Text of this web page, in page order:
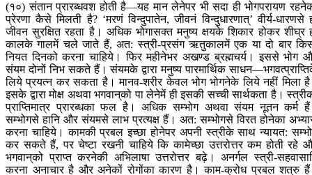
(१०) संतान प्रारब्धवश होती है—यह मान लेनेपर भी सदा ही भोगपरायण
प्रेरणा कैसे मिलती है? ‘मरणं विन्दुपातेन, जीवनं विन्दुधारणात्’ वीर्य-धारणसे
जीवन सुरक्षित रहता है। अधिक भोगासक्त मनुष्य क्षयके शिकार होकर शीघ्र
कालके गालमें चले जाते हैं, अत: स्त्री-प्रसंग ऋतुकालमें एक या दो बार
नियत दिनको करना चाहिये। फिर महीनेभर अखण्ड ब्रह्मचर्य। इससे भोग
संयम दोनों निभ सकते हैं। संयमके द्वारा मनुष्य पारमार्थिक
लिये प्रयत्न कर सकता है। मानव-शरीर केवल भोग भोगनेके लिये नहीं मिला
इसके द्वारा मोक्ष अथवा भगवान‍्को पा लेनेमें ही इसकी सच्ची सार्थकता है।
प्राप्तिमात्र प्रारब्धका फल है। अधिक सम्भोग अथवा संयम नूतन कर्म
सम्भोगसे हानि और संयमसे लाभ प्रत्यक्ष हैं। अत: सम्भोगसे विरत होनेका
करना चाहिये। कामकी प्रबल इच्छा होनेपर अपनी स्त्रीके साथ न्यायत:
कर सकते हैं, पर चेष्टा रखनी चाहिये कि कामेच्छा उत्तरोत्तर कम होती रहे
भगवान‍्को प्राप्त करनेकी अभिलाषा उत्तरोत्तर बढ़े। अनर्गल स्त्री-
करना अनाचार है और अनेकों रोगोंका कारण है। काम-क्रोध प्रबल शत्रु